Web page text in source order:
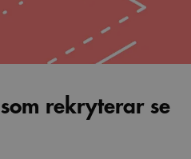
rekryterar se